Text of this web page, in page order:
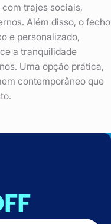
trajes sociais,
Além disso, o fecho
e personalizado,
a tranquilidade
Uma opção prática,
contemporâneo que